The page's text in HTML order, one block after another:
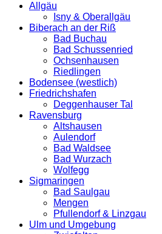
Allgäu
Isny & Oberallgäu
Biberach an der Riß
Bad Buchau
Bad Schussenried
Ochsenhausen
Riedlingen
Bodensee (westlich)
Friedrichshafen
Deggenhauser Tal
Ravensburg
Altshausen
Aulendorf
Bad Waldsee
Bad Wurzach
Wolfegg
Sigmaringen
Bad Saulgau
Mengen
Pfullendorf & Linzgau
Ulm und Umgebung